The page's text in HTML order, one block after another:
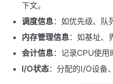
下文。
调度信息：如优先级、队
内存管理信息：如基址、
会计信息：记录CPU使用
I/O状态：分配的I/O设备